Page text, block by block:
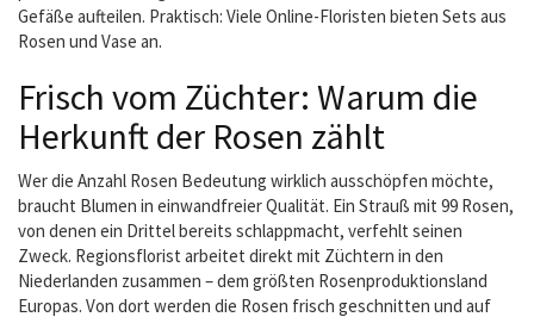
Gefäße aufteilen. Praktisch: Viele Online-Floristen bieten Sets aus
Rosen und Vase an.
Frisch vom Züchter: Warum die
Herkunft der Rosen zählt
Wer die Anzahl Rosen Bedeutung wirklich ausschöpfen möchte,
braucht Blumen in einwandfreier Qualität. Ein Strauß mit 99 Rosen,
von denen ein Drittel bereits schlappmacht, verfehlt seinen
Zweck. Regionsflorist arbeitet direkt mit Züchtern in den
Niederlanden zusammen – dem größten Rosenproduktionsland
Europas. Von dort werden die Rosen frisch geschnitten und auf